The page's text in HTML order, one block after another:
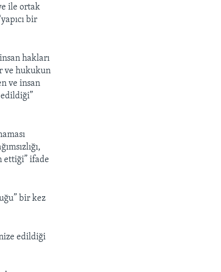
ile ortak
bir
hakları
ve hukukun
ve insan
ettiği” ifade
bir kez
edildiği